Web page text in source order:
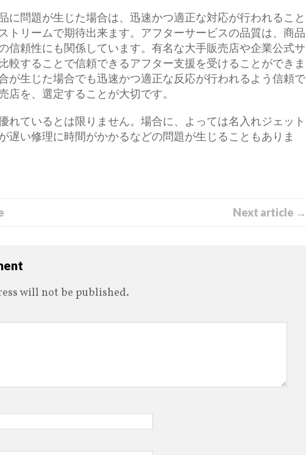
に問題が生じた場合は、迅速かつ適正な対応が行われること
トリームで期待出来ます。アフターサービスの品質は、商品
信頼性にも関係しています。有名な大手販売店や企業公式サ
較することで信頼できるアフター支援を受けることができま
が生じた場合でも迅速かつ適正な反応が行われるよう信頼で
店を、選定することが大切です。
れているとは限りません。場合に、よっては名入れジェット
遅い修理に時間がかかるなどの問題が生じることもありま
Next article →
will not be published.